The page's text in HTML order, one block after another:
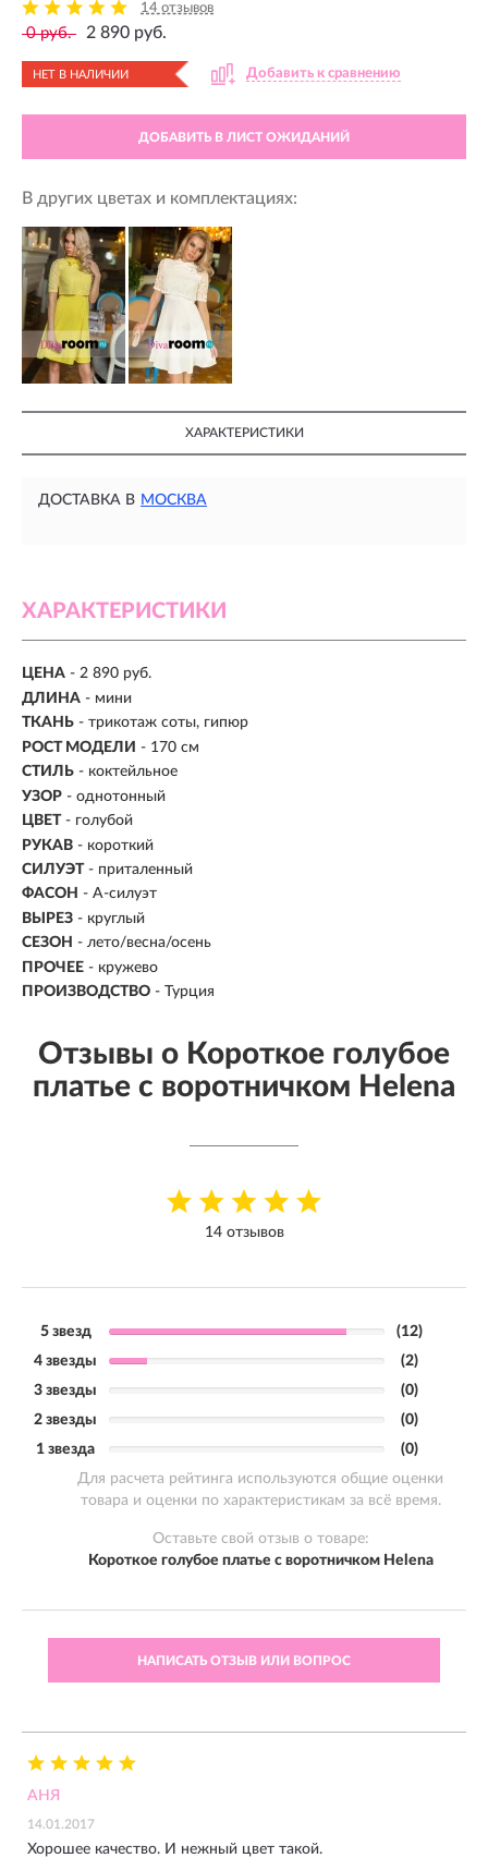
14 отзывов
0 руб. 2 890 руб.
НЕТ В НАЛИЧИИ Добавить к сравнению
ДОБАВИТЬ В ЛИСТ ОЖИДАНИЙ
В других цветах и комплектациях:
ХАРАКТЕРИСТИКИ
ДОСТАВКА В МОСКВА
ХАРАКТЕРИСТИКИ
ЦЕНА - 2 890 руб.
ДЛИНА - мини
ТКАНЬ - трикотаж соты, гипюр
РОСТ МОДЕЛИ - 170 см
СТИЛЬ - коктейльное
УЗОР - однотонный
ЦВЕТ - голубой
РУКАВ - короткий
СИЛУЭТ - приталенный
ФАСОН - А-силуэт
ВЫРЕЗ - круглый
СЕЗОН - лето/весна/осень
ПРОЧЕЕ - кружево
ПРОИЗВОДСТВО - Турция
Отзывы о Короткое голубое
платье с воротничком Helena
14 отзывов
5 звезд
(12)
4 звезды
(2)
3 звезды
(0)
2 звезды
(0)
1 звезда
(0)
Для расчета рейтинга используются общие оценки
товара и оценки по характеристикам за всё время.
Оставьте свой отзыв о товаре:
Короткое голубое платье с воротничком Helena
НАПИСАТЬ ОТЗЫВ ИЛИ ВОПРОС
АНЯ
14.01.2017
Хорошее качество. И нежный цвет такой.